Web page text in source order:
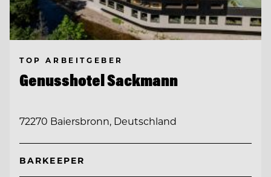
TOP ARBEITGEBER
Genusshotel Sackmann
72270 Baiersbronn, Deutschland
BARKEEPER